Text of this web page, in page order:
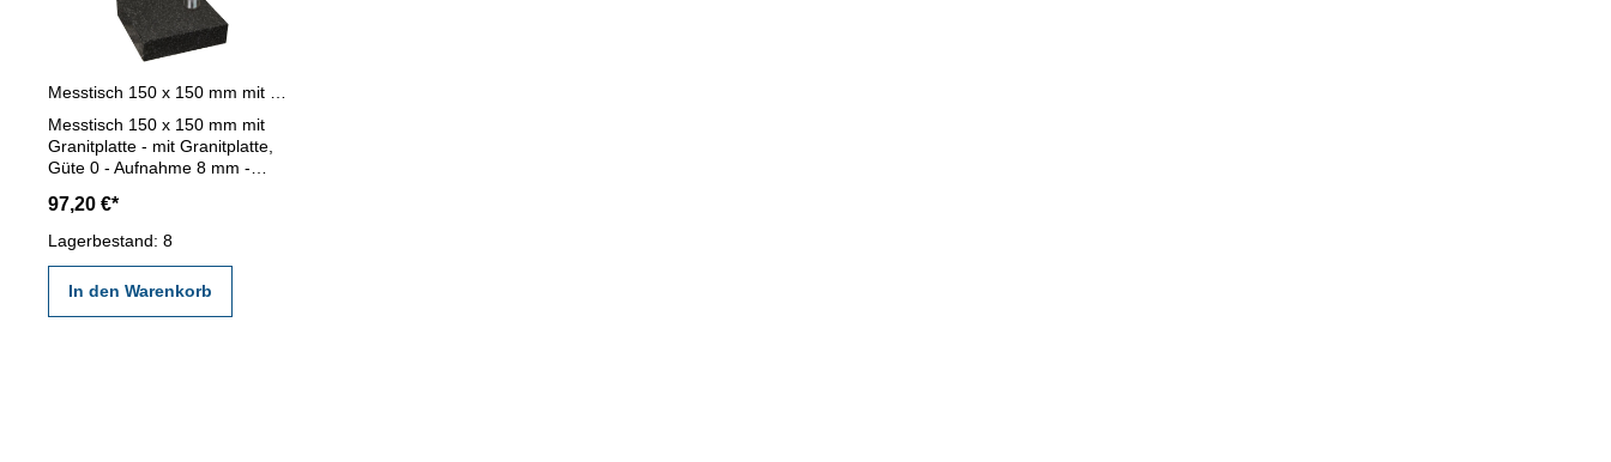
Messtisch 150 x 150 mm mit
Granitplatte - mit Granitplatte,
Güte 0 - Aufnahme 8 mm -
Ausladung 40 mm Messtisch:
150 x 150 mm max. Messhöhe:
120 mm
97,20 €*
Lagerbestand: 8
In den Warenkorb